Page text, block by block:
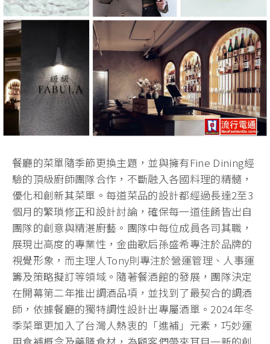
餐廳的菜單隨季節更換主題，並與擁有Fine Dining經
驗的頂級廚師團隊合作，不斷融入各國料理的精髓，
優化和創新其菜單。每道菜品的設計都經過長達2至3
個月的繁瑣修正和設計討論，確保每一道佳餚皆出自
團隊的創意與精湛廚藝。團隊中每位成員各司其職，
展現出高度的專業性，金曲歌后孫盛希專注於品牌的
視覺形象，而主理人Tony則專注於營運管理、人事運
籌及策略擬訂等領域。隨著餐酒館的發展，團隊決定
在開幕第二年推出調酒品項，並找到了最契合的調酒
師，依據餐廳的獨特調性設計出專屬酒單。2024年冬
季菜單更加入了台灣人熱衷的「進補」元素，巧妙運